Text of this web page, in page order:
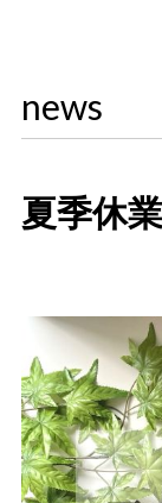
news
夏季休